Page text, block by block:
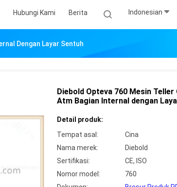
Hubungi Kami Berita Indonesian
Dengan Layar Sentuh
Diebold Opteva 760 Mesin
Atm Bagian Internal dengan
Detail produk:
Tempat asal:
Cina
Nama merek:
Diebold
Sertifikasi:
CE, ISO
Nomor model:
760